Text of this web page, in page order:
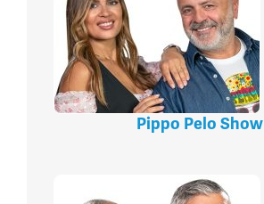
Pippo Pelo Show